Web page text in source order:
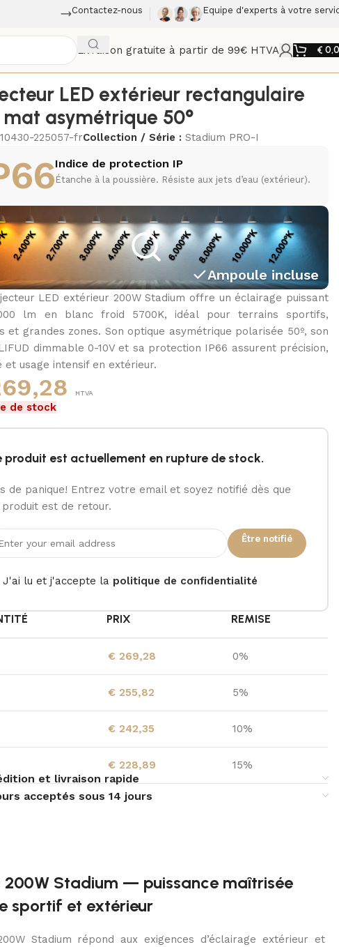
Contactez-nous Equipe d'experts à votre
Livraison gratuite à partir de 99€ HTVA €
LED extérieur rectangulaire
mat asymétrique 50°
225057-frCollection / Série :Stadium PRO-I
Indice de protection IP
Étanche à la poussière. Résiste aux jets d’eau (extérieur).
Ampoule incluse
LED extérieur 200W Stadium offre un éclairage puissant
lm en blanc froid 5700K, idéal pour terrains sportifs,
et grandes zones. Son optique asymétrique polarisée 50º, son
dimmable 0-10V et sa protection IP66 assurent précision,
et usage intensif en extérieur.
HTVA
de stock
produit est actuellement en rupture de stock.
de panique! Entrez votre email et soyez notifié dès que
produit est de retour.
Être notifié
J'ai lu et j'accepte la politique de confidentialité
PRIX REMISE
€ 269,28 0%
€ 255,82 5%
€ 242,35 10%
€ 228,89 15%
et livraison rapide
acceptés sous 14 jours
200W Stadium — puissance maîtrisée
sportif et extérieur
Stadium répond aux exigences d’éclairage extérieur et